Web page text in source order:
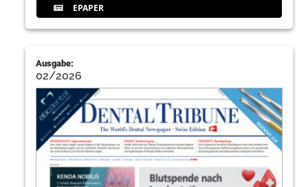
EPAPER
Ausgabe:
02/2026